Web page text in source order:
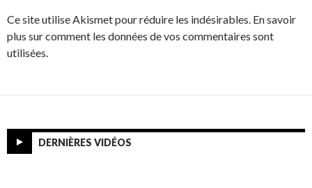
Ce site utilise Akismet pour réduire les indésirables. En savoir
plus sur comment les données de vos commentaires sont
utilisées.
DERNIÈRES VIDÉOS